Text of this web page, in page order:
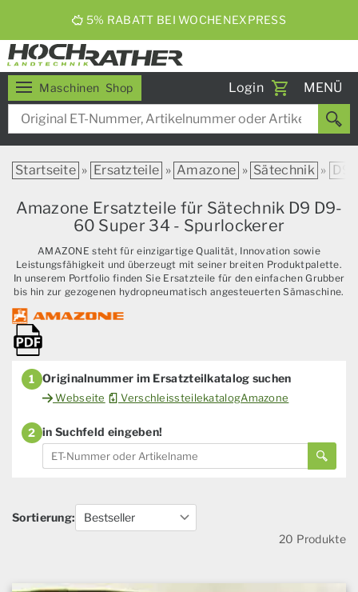
5% RABATT BEI WOCHENEXPRESS
Maschinen Shop Login
Toggle
MENÜ
Startseite » Ersatzteile » Amazone » Sätechnik » D9
Amazone Ersatzteile für Sätechnik D9 D9-
60 Super 34 - Spurlockerer
AMAZONE steht für einzigartige Qualität, Innovation sowie
Leistungsfähigkeit und überzeugt mit seiner breiten Produktpalette.
In unserem Portfolio finden Sie Ersatzteile für den einfachen Grubber
bis hin zur gezogenen hydropneumatisch angesteuerten Sämaschine.
1 Originalnummer im Ersatzteilkatalog suchen
Webseite VerschleissteilekatalogAmazone
2 in Suchfeld eingeben!
Sortierung:
20 Produkte